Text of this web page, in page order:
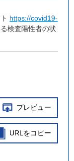
https://covid19-
検査陽性者の状
プレビュー
URLをコピー